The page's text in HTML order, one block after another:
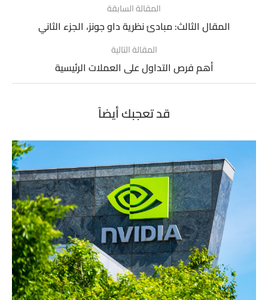
المقالة السابقة
المقال الثالث: مبادئ نظرية داو جونز، الجزء الثاني
المقالة التالية
أهم فرص التداول على العملات الرئيسية
قد تعجبك أيضاً